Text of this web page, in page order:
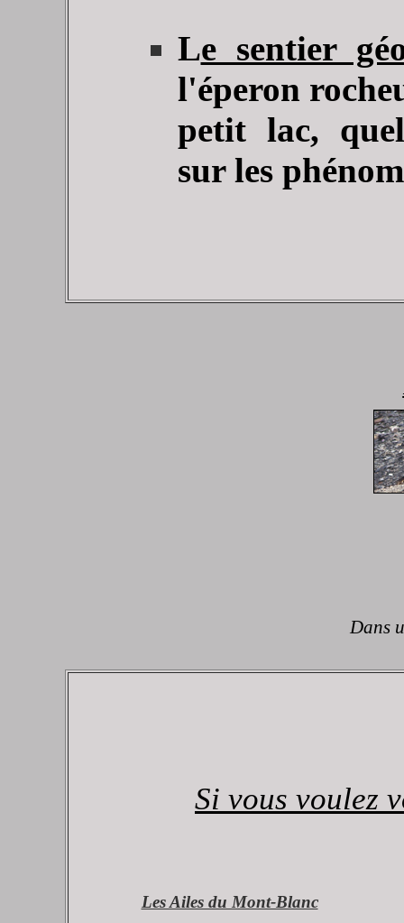
Le sentier
l'éperon
petit lac,
sur les
Dans
Si vous voulez
Les Ailes du Mont-Blanc